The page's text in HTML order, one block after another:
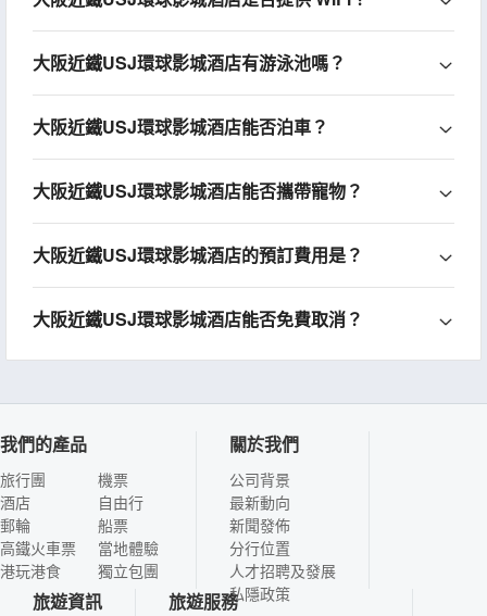
大阪近鐵USJ環球影城酒店有游泳池嗎？
大阪近鐵USJ環球影城酒店能否泊車？
大阪近鐵USJ環球影城酒店能否攜帶寵物？
大阪近鐵USJ環球影城酒店的預訂費用是？
大阪近鐵USJ環球影城酒店能否免費取消？
我們的產品
旅行團
酒店
郵輪
高鐵火車票
港玩港食
機票
自由行
船票
當地體驗
獨立包團
關於我們
公司背景
最新動向
新聞發佈
分行位置
人才招聘及發展
私隱政策
旅遊資訊 旅遊服務